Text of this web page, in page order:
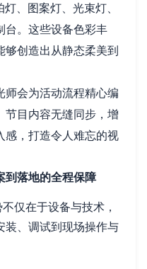
、图案灯、光束灯、
台。这些设备色彩丰
够创造出从静态柔美到
师会为活动流程精心编
节目内容无缝同步，增
感，打造令人难忘的视
到落地的全程保障
仅在于设备与技术，
装、调试到现场操作与